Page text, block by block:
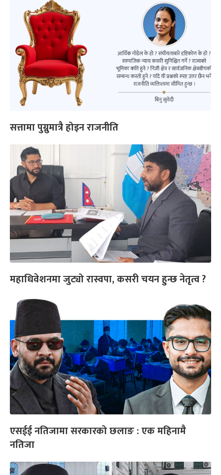
सत्तामा पुग्नुमात्रै होइन राजनीति
महाधिवेशनमा जुट्यो रास्वपा, कसरी चयन हुन्छ नेतृत्व ?
एसईई नतिजामा सरकारको छलाङ : एक महिनामै
नतिजा